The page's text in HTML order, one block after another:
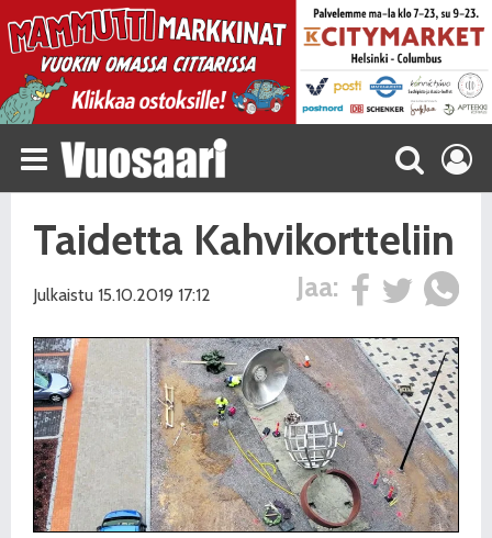
Taidetta Kahvikortteliin
Jaa:
Julkaistu 15.10.2019 17:12